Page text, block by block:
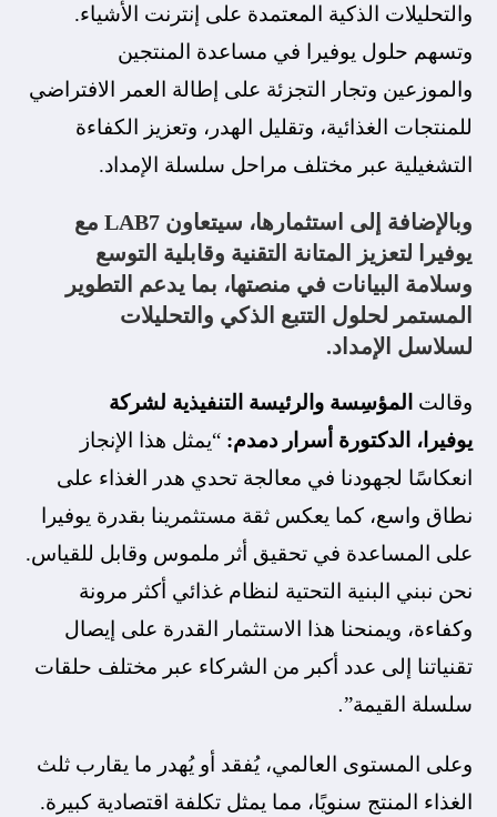
والتحليلات الذكية المعتمدة على إنترنت الأشياء.
وتسهم حلول يوفيرا في مساعدة المنتجين
والموزعين وتجار التجزئة على إطالة العمر الافتراضي
للمنتجات الغذائية، وتقليل الهدر، وتعزيز الكفاءة
التشغيلية عبر مختلف مراحل سلسلة الإمداد.
وبالإضافة إلى استثمارها، سيتعاون LAB7 مع
يوفيرا لتعزيز المتانة التقنية وقابلية التوسع
وسلامة البيانات في منصتها، بما يدعم التطوير
المستمر لحلول التتبع الذكي والتحليلات
لسلاسل الإمداد.
وقالت المؤسسة والرئيسة التنفيذية لشركة
يوفيرا، الدكتورة أسرار دمدم: “يمثل هذا الإنجاز
انعكاسًا لجهودنا في معالجة تحدي هدر الغذاء على
نطاق واسع، كما يعكس ثقة مستثمرينا بقدرة يوفيرا
على المساعدة في تحقيق أثر ملموس وقابل للقياس.
نحن نبني البنية التحتية لنظام غذائي أكثر مرونة
وكفاءة، ويمنحنا هذا الاستثمار القدرة على إيصال
تقنياتنا إلى عدد أكبر من الشركاء عبر مختلف حلقات
سلسلة القيمة”.
وعلى المستوى العالمي، يُفقد أو يُهدر ما يقارب ثلث
الغذاء المنتج سنويًا، مما يمثل تكلفة اقتصادية كبيرة.